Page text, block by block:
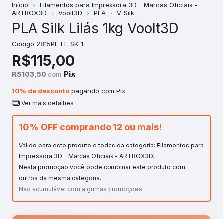
Início
Filamentos para Impressora 3D - Marcas Oficiais -
ARTBOX3D
Voolt3D PLA V-Silk
PLA Silk Lilás 1kg Voolt3D
Código 2815PL-LL-SK-1
R$115,00
R$103,50 com Pix
10% de desconto pagando com Pix
Ver mais detalhes
10% OFF comprando 12 ou mais!
Válido para este produto e todos da categoria: Filamentos para
Impressora 3D - Marcas Oficiais - ARTBOX3D.
Nesta promoção você pode combinar este produto com
outros da mesma categoria.
Não acumulável com algumas promoções